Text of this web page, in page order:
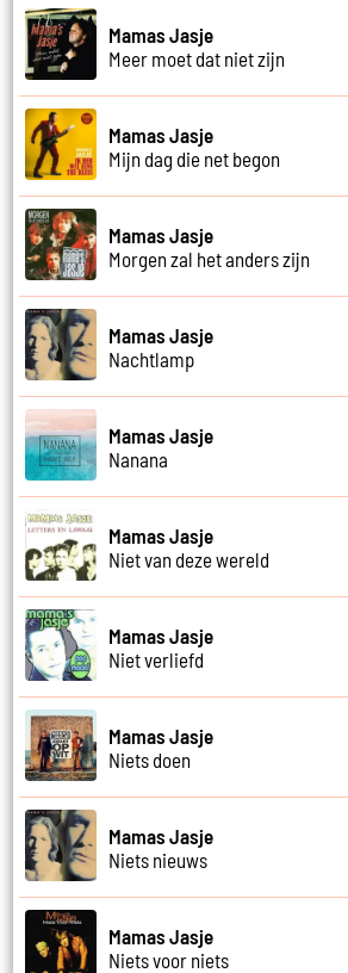
Mamas Jasje
Meer moet dat niet zijn
Mamas Jasje
Mijn dag die net begon
Mamas Jasje
Morgen zal het anders zijn
Mamas Jasje
Nachtlamp
Mamas Jasje
Nanana
Mamas Jasje
Niet van deze wereld
Mamas Jasje
Niet verliefd
Mamas Jasje
Niets doen
Mamas Jasje
Niets nieuws
Mamas Jasje
Niets voor niets